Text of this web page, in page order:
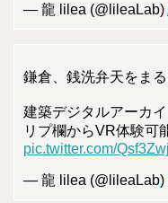
— 龍 lilea (@lileaLab)
鎌倉、銭洗弁天をまる
建築デジタルアーカイ
リプ欄からVR体験可
pic.twitter.com/
— 龍 lilea (@lileaLab)